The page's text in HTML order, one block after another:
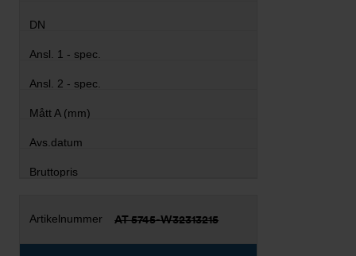
AT 5745-W32313215